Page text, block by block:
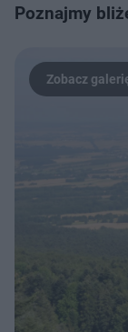
Poznajmy